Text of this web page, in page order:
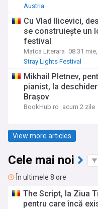
Austria
Cu Vlad Ilicevici,
se construiește un
festival
Matca Literara 08:31 mie,
Stray Lights Festival
Mikhail Pletnev,
pianist, la
Brașov
BookHub.ro acum 2 zile
View more articles
Cele mai noi
În ultimele 8 ore
The Script, la Ziua
pentru care încă